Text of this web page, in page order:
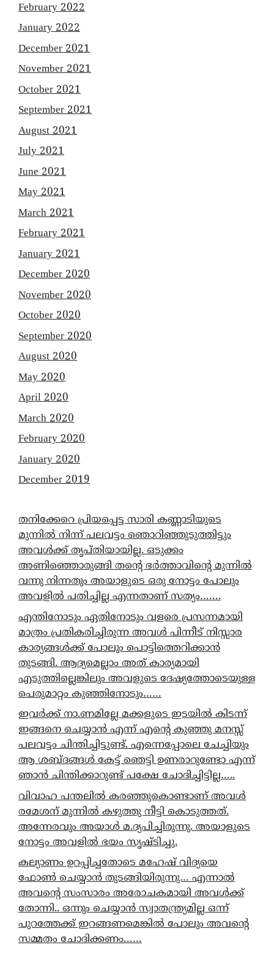
February 2022
January 2022
December 2021
November 2021
October 2021
September 2021
August 2021
July 2021
June 2021
May 2021
March 2021
February 2021
January 2021
December 2020
November 2020
October 2020
September 2020
August 2020
May 2020
April 2020
March 2020
February 2020
January 2020
December 2019
തനിക്കേറെ പ്രിയപ്പെട്ട സാരി കണ്ണാടിയുടെ
മുന്നിൽ നിന്ന് പലവട്ടം ഞൊറിഞ്ഞുടുത്തിട്ടും
അവൾക്ക് തൃപ്തിയായില്ല. ഒടുക്കം
അണിഞ്ഞൊരുങ്ങി തന്റെ ഭർത്താവിന്റെ മുന്നിൽ
വന്നു നിന്നതും അയാളുടെ ഒരു നോട്ടം പോലും
അവളിൽ പതിച്ചില്ല എന്നതാണ് സത്യം…….
എന്തിനോടും ഏതിനോടും വളരെ പ്രസന്നമായി
മാത്രം പ്രതികരിച്ചിരുന്ന അവൾ പിന്നീട് നിസ്സാര
കാര്യങ്ങൾക്ക് പോലും പൊട്ടിത്തെറിക്കാൻ
തുടങ്ങി. ആദ്യമെല്ലാം അത് കാര്യമായി
എടുത്തില്ലെങ്കിലും അവളുടെ ദേഷ്യത്തോടെയുള്ള
പെരുമാറ്റം കുഞ്ഞിനോടും……
ഇവർക്ക് നാ.ണമില്ലേ മക്കളുടെ ഇടയിൽ കിടന്ന്
ഇങ്ങനെ ചെയ്യാൻ എന്ന് എന്റെ കുഞ്ഞു മനസ്സ്
പലവട്ടം ചിന്തിച്ചിട്ടുണ്ട്. എന്നെപ്പോലെ ചേച്ചിയും
ആ ശബ്ദങ്ങൾ കേട്ട് ഞെട്ടി ഉണരാറുണ്ടോ എന്ന്
ഞാൻ ചിന്തിക്കാറുണ്ട് പക്ഷേ ചോദിച്ചിട്ടില്ല…..
വിവാഹ പന്തലിൽ കരഞ്ഞുകൊണ്ടാണ് അവൾ
രമേശന് മുന്നിൽ കഴുത്തു നീട്ടി കൊടുത്തത്.
അന്നേരവും അയാൾ മ.ദ്യപിച്ചിരുന്നു. അയാളുടെ
നോട്ടം അവളിൽ ഭയം സൃഷ്ടിച്ചു.
കല്യാണം ഉറപ്പിച്ചതോടെ മഹേഷ് വിദ്യയെ
ഫോൺ ചെയ്യാൻ തുടങ്ങിയിരുന്നു… എന്നാൽ
അവന്റെ സംസാരം അരോചകമായി അവൾക്ക്
തോന്നി.. ഒന്നും ചെയ്യാൻ സ്വാതന്ത്ര്യമില്ല ഒന്ന്
പുറത്തേക്ക് ഇറങ്ങണമെങ്കിൽ പോലും അവന്റെ
സമ്മതം ചോദിക്കണം……